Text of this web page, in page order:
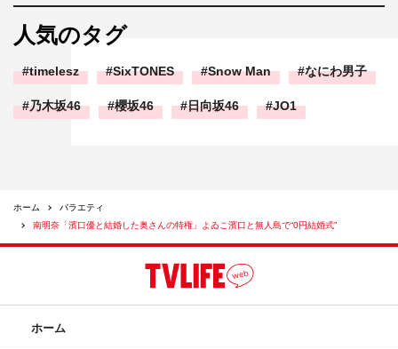
人気のタグ
timelesz SixTONES Snow Man なにわ男子
乃木坂46 櫻坂46 日向坂46 JO1
ホーム
バラエティ
南明奈「濱口優と結婚した奥さんの特権」よゐこ濱口と無人島で“0円結婚式”
ホーム